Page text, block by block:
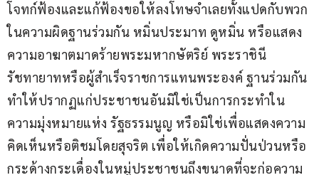
โจทก์ฟ้องและแก้ฟ้องขอให้ลงโทษจำเลยทั้งแปดกับพวก
ในความผิดฐานร่วมกัน หมิ่นประมาท ดูหมิ่น หรือแสดง
ความอาฆาตมาดร้ายพระมหากษัตริย์ พระราชินี
รัชทายาทหรือผู้สำเร็จราชการแทนพระองค์ ฐานร่วมกัน
ทำให้ปรากฏแก่ประชาชนอันมิใช่เป็นการกระทำใน
ความมุ่งหมายแห่ง รัฐธรรมนูญ หรือมิใช่เพื่อแสดงความ
คิดเห็นหรือติชมโดยสุจริต เพื่อให้เกิดความปั่นป่วนหรือ
กระด้างกระเดื่องในหมู่ประชาชนถึงขนาดที่จะก่อความ